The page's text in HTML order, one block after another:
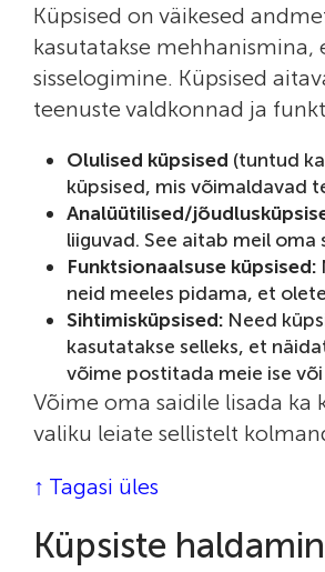
Küpsised on väikesed
kasutatakse
sisselogimine. Küpsised
teenuste valdkonnad ja
Olulised küpsised (tuntud
küpsised, mis võimaldavad
Analüütilised/
liiguvad. See aitab meil
Funktsionaalsuse küpsised:
neid meeles pidama, et
Sihtimisküpsised: Need
kasutatakse selleks, et
võime postitada meie ise
Võime oma saidile lisada
valiku leiate sellistelt
↑ Tagasi üles
Küpsiste